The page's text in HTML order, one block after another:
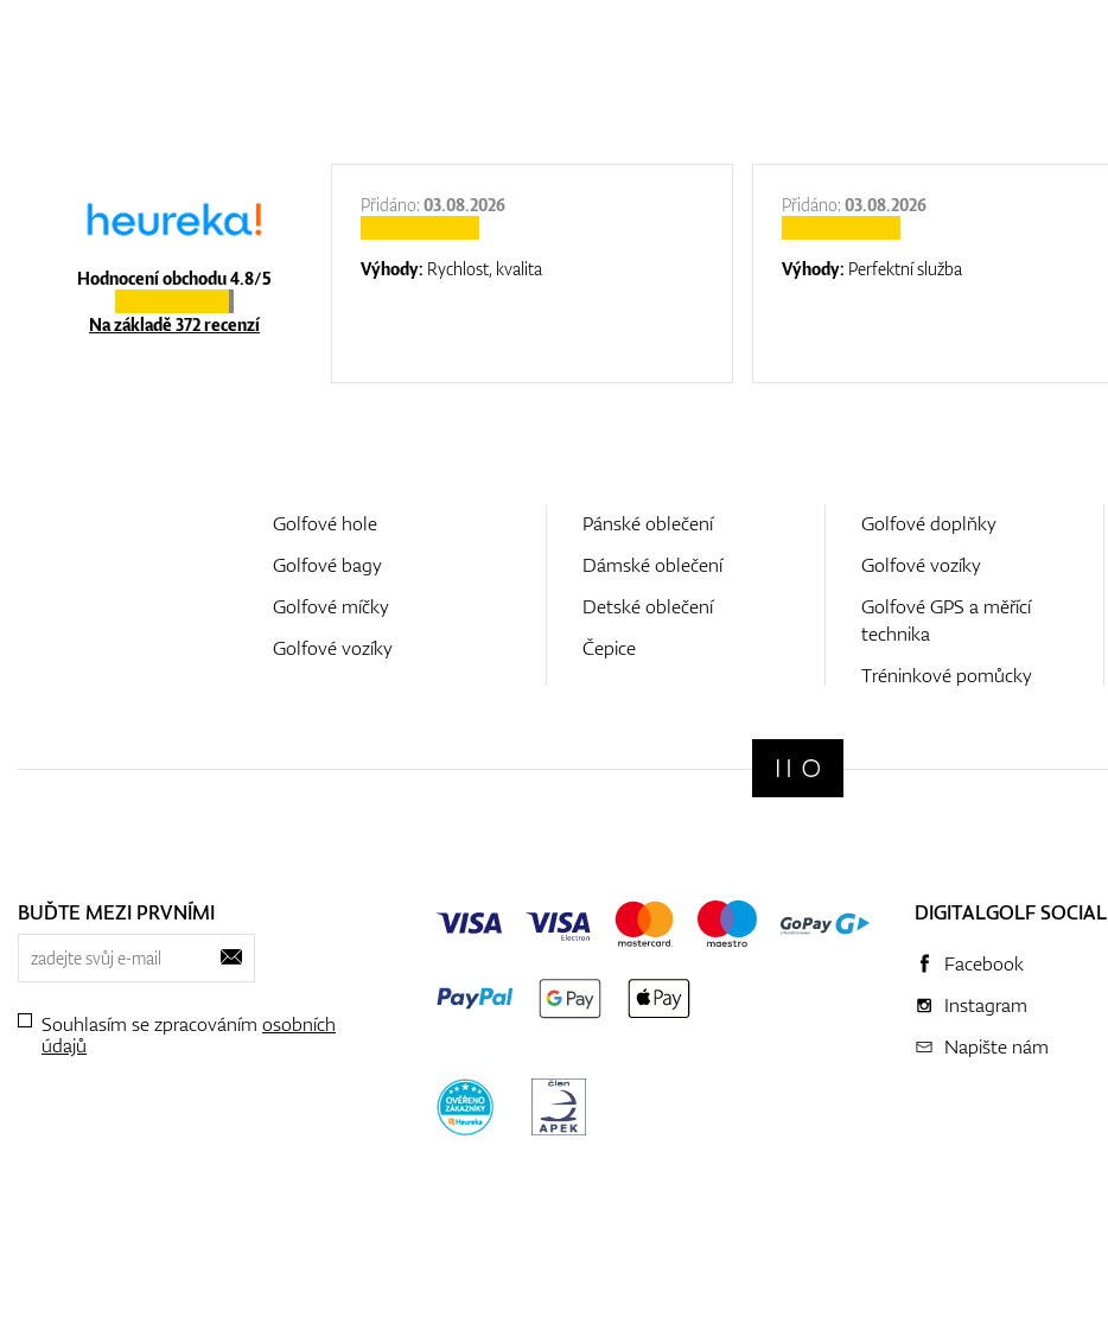
Hodnocení obchodu 4.8/5
Na základě 372 recenzí
Přidáno:03.08.2026
Výhody: Rychlost, kvalita
Přidáno:03.08.2026
Výhody: Perfektní služba
Golfové hole
Golfové bagy
Golfové míčky
Golfové vozíky
Pánské oblečení
Dámské oblečení
Detské oblečení
Čepice
Golfové doplňky
Golfové vozíky
Golfové GPS a měřící
technika
Tréninkové pomůcky
BUĎTE MEZI PRVNÍMI
Souhlasím se zpracováním osobních
údajů
DIGITALGOLF SOCIAL
Facebook
Instagram
Napište nám